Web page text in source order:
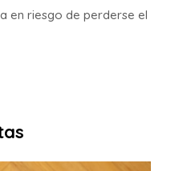
en riesgo de perderse el